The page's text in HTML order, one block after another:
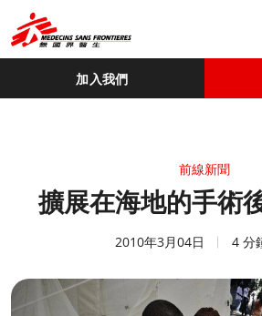
加入我們
前線新聞
擴展在海地的手術
2010年3月04日 4 分